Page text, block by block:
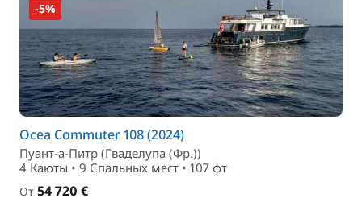
-5%
Ocea Commuter 108 (2024)
Пуант-а-Питр (Гваделупа (Фр.))
4 Каюты • 9 Спальныx мест • 107 фт
От 54 720 €